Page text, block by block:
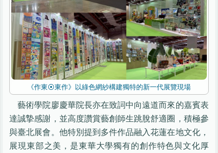
《作東⦿東作》以綠色網紗構建獨特的新一代展覽現場
藝術學院廖慶華院長亦在致詞中向遠道而來的嘉賓表
達誠摯感謝，並高度讚賞藝創師生跳脫舒適圈，積極參
與臺北展會。他特別提到多件作品融入花蓮在地文化，
展現東部之美，是東華大學獨有的創作特色與文化厚